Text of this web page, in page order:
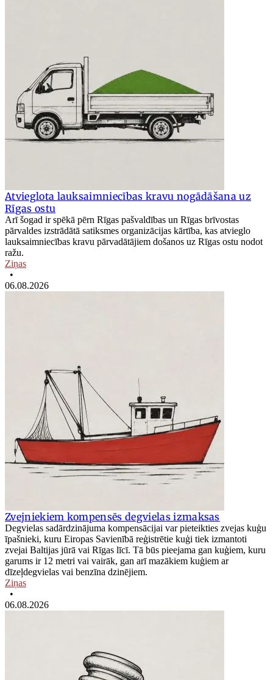
Atvieglota lauksaimniecības kravu nogādāšana uz
Rīgas ostu
Arī šogad ir spēkā pērn Rīgas pašvaldības un Rīgas brīvostas
pārvaldes izstrādātā satiksmes organizācijas kārtība, kas atvieglo
lauksaimniecības kravu pārvadātājiem došanos uz Rīgas ostu nodot
ražu.
Ziņas
•
06.08.2026
Zvejniekiem kompensēs degvielas izmaksas
Degvielas sadārdzinājuma kompensācijai var pieteikties zvejas kuģu
īpašnieki, kuru Eiropas Savienībā reģistrētie kuģi tiek izmantoti
zvejai Baltijas jūrā vai Rīgas līcī. Tā būs pieejama gan kuģiem, kuru
garums ir 12 metri vai vairāk, gan arī mazākiem kuģiem ar
dīzeļdegvielas vai benzīna dzinējiem.
Ziņas
•
06.08.2026